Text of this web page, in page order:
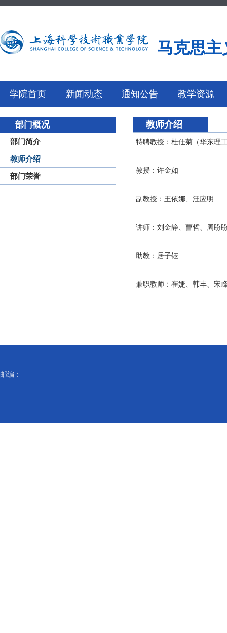
马克思主
学院首页 新闻动态 通知公告 教学资源
部门概况
部门简介
教师介绍
部门荣誉
教师介绍
特聘教授：杜仕菊（华东理
教授：许金如
副教授：王依娜、汪应明
讲师：刘金静、曹哲、周盼
助教：居子钰
兼职教师： 崔婕、韩丰、宋
邮编：